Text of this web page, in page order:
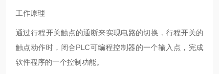
工作原理
通过行程开关触点的通断来实现电路的切换，行程开关的
触点动作时，闭合PLC可编程控制器的一个输入点，完成
软件程序的一个控制功能。